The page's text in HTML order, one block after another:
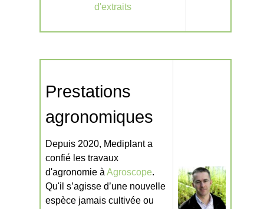
d'extraits
Prestations
agronomiques
Depuis 2020, Mediplant a
confié les travaux
d'agronomie à Agroscope.
Qu'il s’agisse d’une nouvelle
espèce jamais cultivée ou